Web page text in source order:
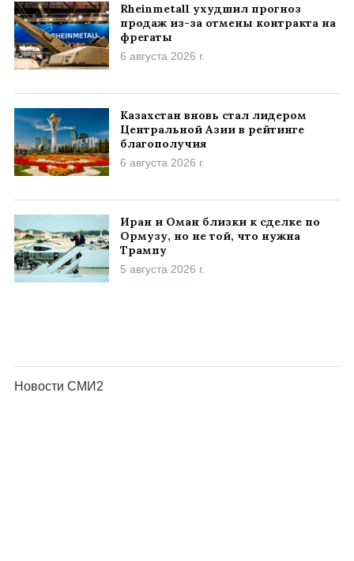
Rheinmetall ухудшил прогноз
продаж из-за отмены контракта на
фрегаты
6 августа 2026 г.
Казахстан вновь стал лидером
Центральной Азии в рейтинге
благополучия
6 августа 2026 г.
Иран и Оман близки к сделке по
Ормузу, но не той, что нужна
Трампу
5 августа 2026 г.